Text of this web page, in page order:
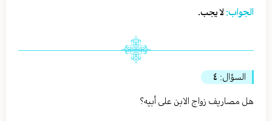
الجواب: لا يجب.
السؤال: ٤
هل مصاريف زواج الابن على أبيه؟